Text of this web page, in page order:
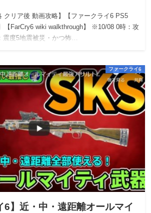
クリア後 動画攻略】【ファークライ6 PS5
【FarCry6 wiki walkthrough】 ※10/08 0時：攻
度5地震被災・かつ怖…
ファークライ6
6】近・中・遠距離オールマイ